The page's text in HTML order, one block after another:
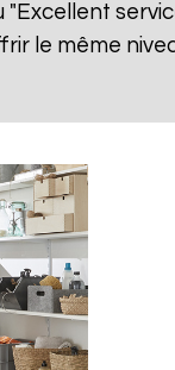
le même